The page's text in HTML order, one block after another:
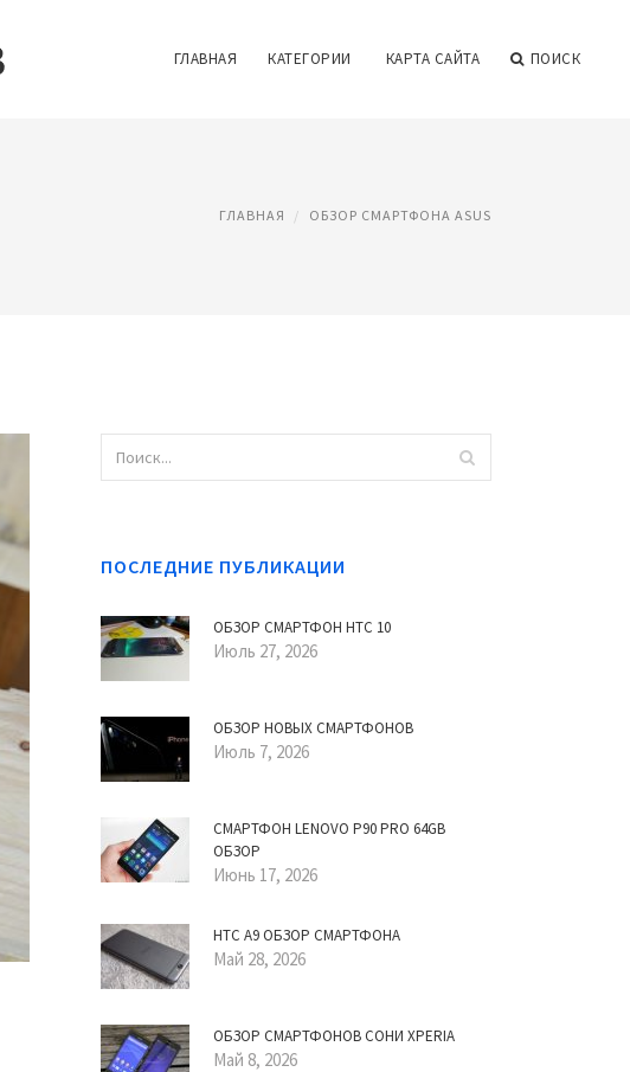
ГЛАВНАЯ КАТЕГОРИИ КАРТА САЙТА ПОИСК
ГЛАВНАЯ ОБЗОР СМАРТФОНА ASUS
ПОСЛЕДНИЕ ПУБЛИКАЦИИ
ОБЗОР СМАРТФОН HTC 10
Июль 27, 2026
ОБЗОР НОВЫХ СМАРТФОНОВ
Июль 7, 2026
СМАРТФОН LENOVO P90 PRO 64GB
ОБЗОР
Июнь 17, 2026
HTC A9 ОБЗОР СМАРТФОНА
Май 28, 2026
ОБЗОР СМАРТФОНОВ СОНИ XPERIA
Май 8, 2026